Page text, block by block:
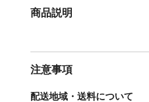
商品説明
注意事項
配送地域・送料について